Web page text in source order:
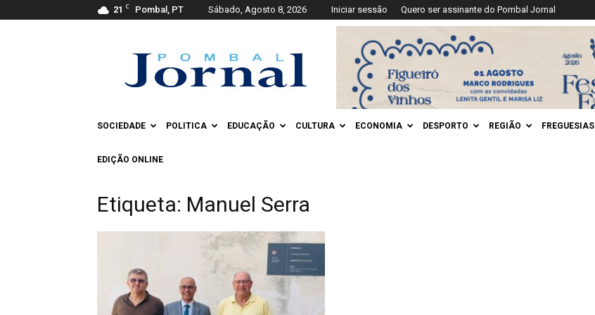
21 C Pombal, PT Sábado, Agosto 8, 2026 Iniciar sessão Quero ser assinante do Pombal Jornal
Jornal
SOCIEDADE POLITICA EDUCAÇÃO CULTURA ECONOMIA DESPORTO REGIÃO FREGUESIAS
EDIÇÃO ONLINE
Etiqueta: Manuel Serra